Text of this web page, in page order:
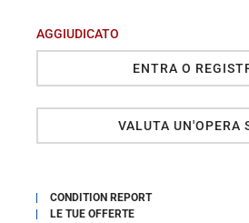
AGGIUDICATO
ENTRA O
VALUTA UN'OPERA
CONDITION REPORT
LE TUE OFFERTE